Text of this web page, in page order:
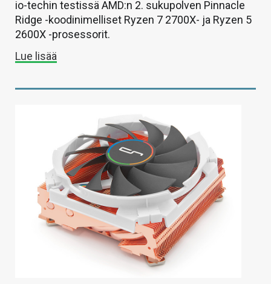
io-techin testissä AMD:n 2. sukupolven Pinnacle
Ridge -koodinimelliset Ryzen 7 2700X- ja Ryzen 5
2600X -prosessorit.
Lue lisää